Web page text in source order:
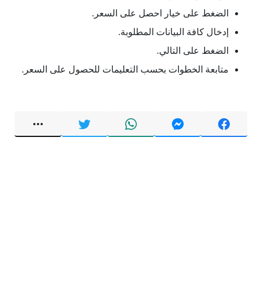
الضغط على خيار احصل على السعر.
إدخال كافة البيانات المطلوبة.
الضغط على التالي.
متابعة الخطوات بحسب التعليمات للحصول على السعر.